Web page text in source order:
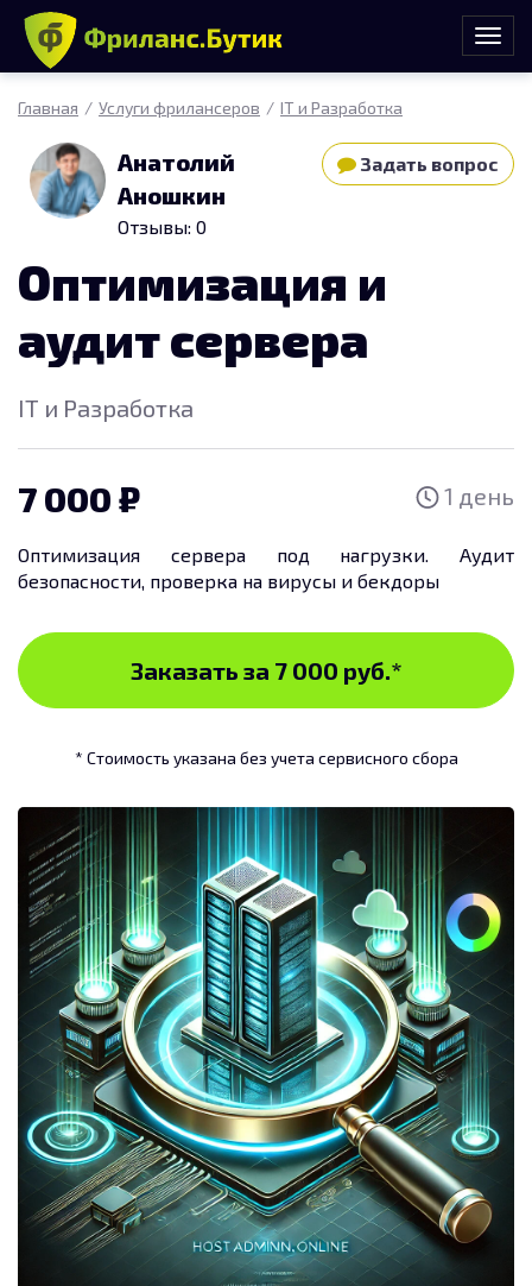
Главная Услуги фрилансеров IT и Разработка
Задать вопрос
Анатолий
Аношкин
Отзывы: 0
Оптимизация и
аудит сервера
IT и Разработка
7 000 1 день
Оптимизация сервера под нагрузки. Аудит
безопасности, проверка на вирусы и бекдоры
Заказать за 7 000 руб.*
* Стоимость указана без учета сервисного сбора